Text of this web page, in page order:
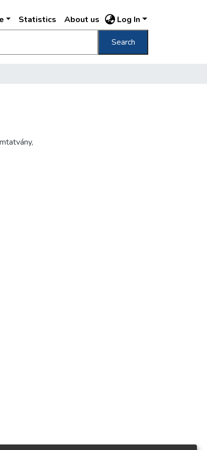
Statistics About us Log In
Search
,